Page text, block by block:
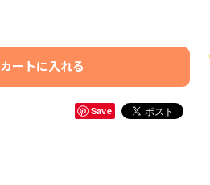
カートに入れる
Save